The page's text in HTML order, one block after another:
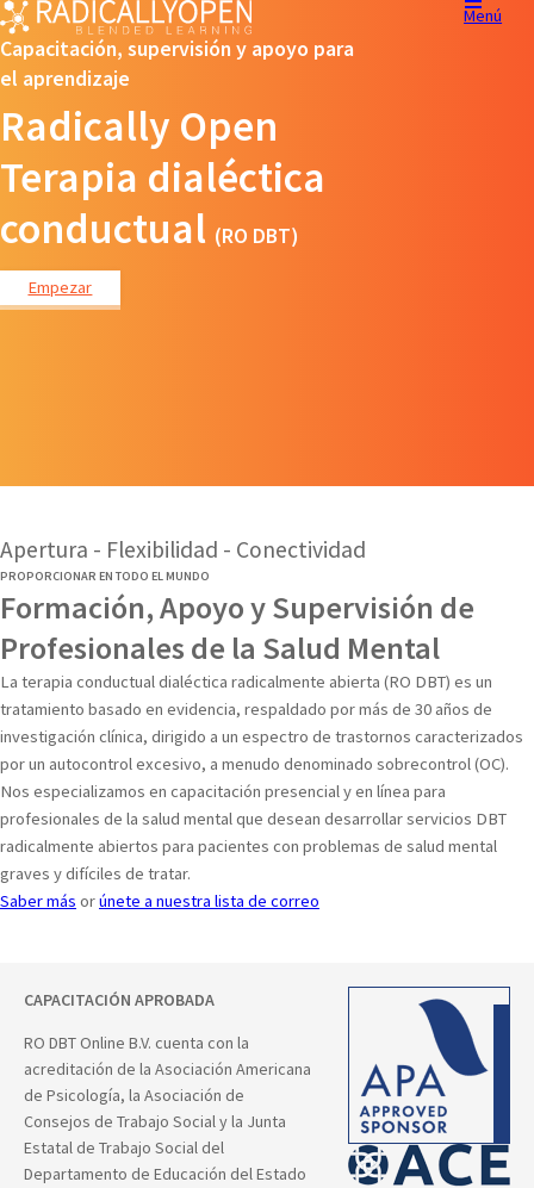
Menú
Capacitación, supervisión y apoyo para
el aprendizaje
Radically Open
Terapia dialéctica
conductual (RO DBT)
Empezar
Apertura - Flexibilidad - Conectividad
PROPORCIONAR EN TODO EL MUNDO
Formación, Apoyo y Supervisión de
Profesionales de la Salud Mental
La terapia conductual dialéctica radicalmente abierta (RO DBT) es un
tratamiento basado en evidencia, respaldado por más de 30 años de
investigación clínica, dirigido a un espectro de trastornos caracterizados
por un autocontrol excesivo, a menudo denominado sobrecontrol (OC).
Nos especializamos en capacitación presencial y en línea para
profesionales de la salud mental que desean desarrollar servicios DBT
radicalmente abiertos para pacientes con problemas de salud mental
graves y difíciles de tratar.
Saber más orúnete a nuestra lista de correo
CAPACITACIÓN APROBADA
RO DBT Online B.V. cuenta con la
acreditación de la Asociación Americana
de Psicología, la Asociación de
Consejos de Trabajo Social y la Junta
Estatal de Trabajo Social del
Departamento de Educación del Estado